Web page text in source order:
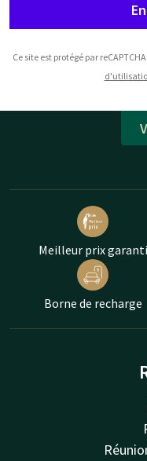
Ce site est protégé par
Meilleur prix garanti
Borne de recharge